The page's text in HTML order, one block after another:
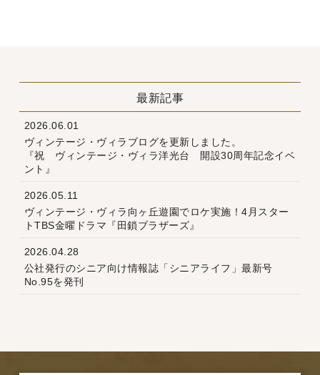
最新記事
2026.06.01
ヴィンテージ・ヴィラブログを更新しました。
『祝 ヴィンテージ・ヴィラ洋光台 開設30周年記念イベ
ント』
2026.05.11
ヴィンテージ・ヴィラ向ヶ丘遊園でロケ実施！4月スター
トTBS金曜ドラマ『田鎖ブラザーズ』
2026.04.28
公社発行のシニア向け情報誌「シニアライフ」最新号
No.95を発刊